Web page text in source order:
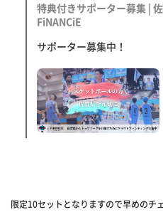
特典付きサポーター募集 |
FiNANCiE
サポーター募集中！
限定10セットとなりますので早めのチ